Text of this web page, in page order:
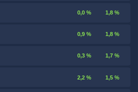
0,0 % 1,8 %
0,9 % 1,8 %
0,3 % 1,7 %
2,2 % 1,5 %